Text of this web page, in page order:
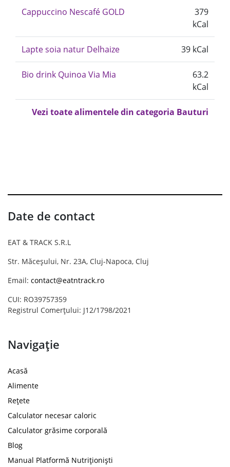
Cappuccino Nescafé GOLD
379
kCal
Lapte soia natur Delhaize 39 kCal
Bio drink Quinoa Via Mia
63.2
kCal
Vezi toate alimentele din categoria Bauturi
Date de contact
EAT & TRACK S.R.L
Str. Măceșului, Nr. 23A, Cluj-Napoca, Cluj
Email: contact@eatntrack.ro
CUI: RO39757359
Registrul Comerțului: J12/1798/2021
Navigație
Acasă
Alimente
Rețete
Calculator necesar caloric
Calculator grăsime corporală
Blog
Manual Platformă Nutriționiști